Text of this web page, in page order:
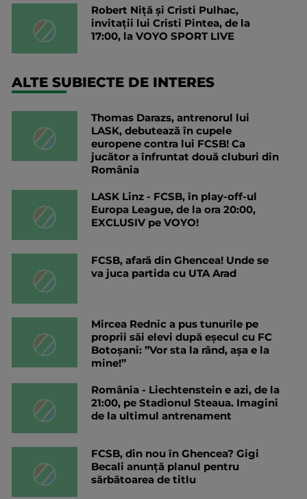
Robert Niță și Cristi Pulhac,
invitații lui Cristi Pintea, de la
17:00, la VOYO SPORT LIVE
ALTE SUBIECTE DE INTERES
Thomas Darazs, antrenorul lui
LASK, debutează în cupele
europene contra lui FCSB! Ca
jucător a înfruntat două cluburi din
România
LASK Linz - FCSB, în play-off-ul
Europa League, de la ora 20:00,
EXCLUSIV pe VOYO!
FCSB, afară din Ghencea! Unde se
va juca partida cu UTA Arad
Mircea Rednic a pus tunurile pe
proprii săi elevi după eșecul cu FC
Botoșani: ”Vor sta la rând, așa e la
mine!”
România - Liechtenstein e azi, de la
21:00, pe Stadionul Steaua. Imagini
de la ultimul antrenament
FCSB, din nou în Ghencea? Gigi
Becali anunță planul pentru
sărbătoarea de titlu